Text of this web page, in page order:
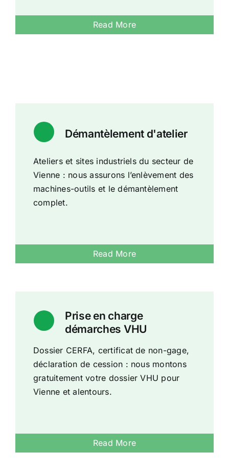
Read More
Démantèlement d'atelier
Ateliers et sites industriels du secteur de
Vienne : nous assurons l’enlèvement des
machines-outils et le démantèlement
complet.
Read More
Prise en charge
démarches VHU
Dossier CERFA, certificat de non-gage,
déclaration de cession : nous montons
gratuitement votre dossier VHU pour
Vienne et alentours.
Read More